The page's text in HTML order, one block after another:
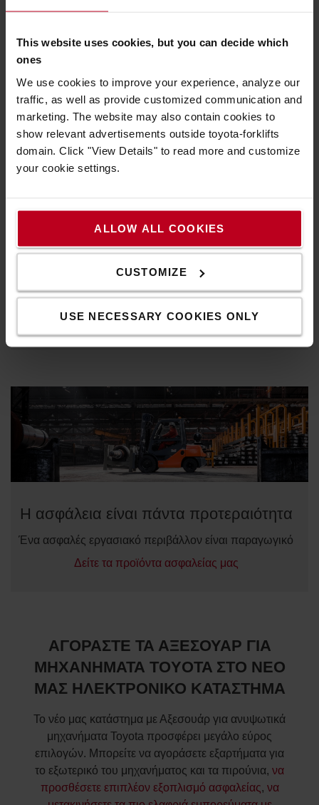
This website uses cookies, but you can decide which
ones
We use cookies to improve your experience, analyze our
traffic, as well as provide customized communication and
marketing. The website may also contain cookies to
show relevant advertisements outside toyota-forklifts
domain. Click "View Details" to read more and customize
your cookie settings.
ALLOW ALL COOKIES
CUSTOMIZE
USE NECESSARY COOKIES ONLY
Για να είστε πάντα εν κινήσει
Κατασκευασμένα με ποιότητα και λειτουργικότητα
κινούνται ομαλά, ακόμα και όταν μεταφέρουν βαριά
εμπορεύματα.
Διαβάστε περισσότερα για τα σκούτερ και τα τρόλεϊ μας
Η ασφάλεια είναι πάντα προτεραιότητα
Ένα ασφαλές εργασιακό περιβάλλον είναι παραγωγικό
Δείτε τα προϊόντα ασφαλείας μας
ΑΓΟΡΑΣΤΕ ΤΑ ΑΞΕΣΟΥΑΡ ΓΙΑ
ΜΗΧΑΝΗΜΑΤΑ TOYOTA ΣΤΟ ΝΕΟ
ΜΑΣ ΗΛΕΚΤΡΟΝΙΚΟ ΚΑΤΑΣΤΗΜΑ
Το νέο μας κατάστημα με Αξεσουάρ για ανυψωτικά
μηχανήματα Toyota προσφέρει μεγάλο εύρος
επιλογών. Μπορείτε να αγοράσετε εξαρτήματα για
το εξωτερικό του μηχανήματος και τα πιρούνια, να
προσθέσετε επιπλέον εξοπλισμό ασφαλείας, να